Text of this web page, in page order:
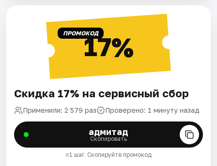
ПРОМОКОД17%
Скидка 17% на сервисный сбор
Применили: 2 579 раз Проверено: 1 минуту назад
адмитад
Скопировать
1 шаг. Скопируйте промокод